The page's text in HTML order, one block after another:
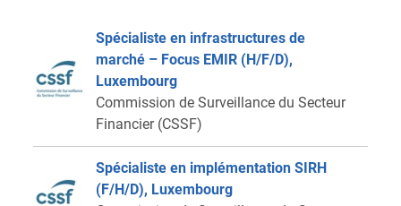
Spécialiste en infrastructures de
marché – Focus EMIR (H/F/D),
Luxembourg
Commission de Surveillance du Secteur
Financier (CSSF)
Spécialiste en implémentation SIRH
(F/H/D), Luxembourg